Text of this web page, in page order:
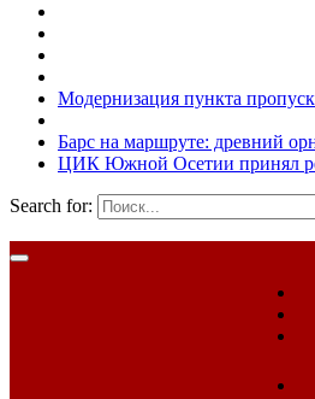
Модернизация пункта
Барс на маршруте: древний
ЦИК Южной Осетии принял
Search for: